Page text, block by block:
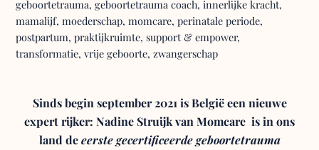
geboortetrauma,geboortetrauma coach,innerlijke kracht,
mamalijf,moederschap,momcare,perinatale periode,
postpartum,praktijkruimte,support & empower,
transformatie,vrije geboorte,zwangerschap
Sinds begin september 2021 is België een nieuwe
expert rijker: Nadine Struijk vanMomcare is in ons
land deeerste gecertificeerde geboortetrauma